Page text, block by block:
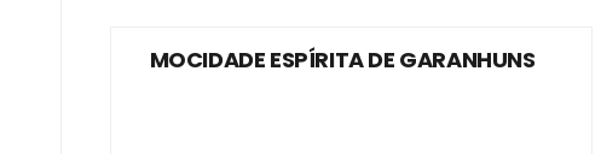
MOCIDADE ESPÍRITA DE GARANHUNS